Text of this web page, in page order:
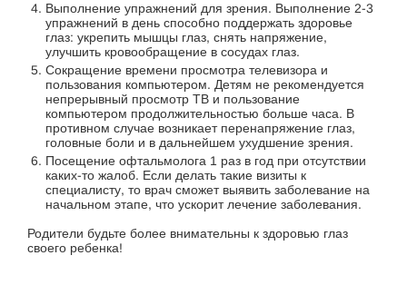
Выполнение упражнений для зрения. Выполнение 2-3
упражнений в день способно поддержать здоровье
глаз: укрепить мышцы глаз, снять напряжение,
улучшить кровообращение в сосудах глаз.
Сокращение времени просмотра телевизора и
пользования компьютером. Детям не рекомендуется
непрерывный просмотр ТВ и пользование
компьютером продолжительностью больше часа. В
противном случае возникает перенапряжение глаз,
головные боли и в дальнейшем ухудшение зрения.
Посещение офтальмолога 1 раз в год при отсутствии
каких-то жалоб. Если делать такие визиты к
специалисту, то врач сможет выявить заболевание на
начальном этапе, что ускорит лечение заболевания.
Родители будьте более внимательны к здоровью глаз
своего ребенка!